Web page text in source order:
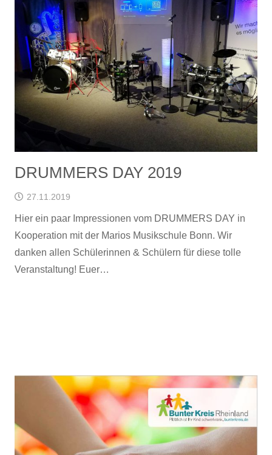
DRUMMERS DAY 2019
27.11.2019
Hier ein paar Impressionen vom DRUMMERS DAY in
Kooperation mit der Marios Musikschule Bonn. Wir
danken allen Schülerinnen & Schülern für diese tolle
Veranstaltung! Euer…